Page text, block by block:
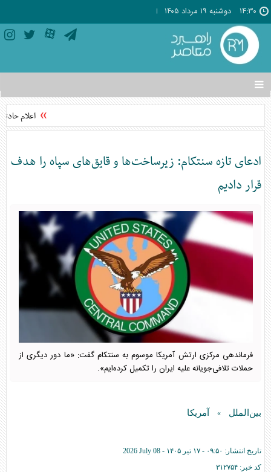
۱۴:۳۰ دوشنبه ۱۹ مرداد ۱۴۰۵
تغییر
وضعیت
منوی
ها
اعلام
ادعای تازه سنتکام: زیرساخت‌ها و قایق‌های سپاه را هدف
قرار دادیم
فرماندهی مرکزی ارتش آمریکا موسوم به سنتکام گفت: «ما دور دیگری از
حملات تلافی‌جویانه علیه ایران را تکمیل کرده‌ایم».
بین‌الملل » آمریکا
تاریخ انتشار: ۰۹:۵۰ - ۱۷ تير ۱۴۰۵ -
2026 July 08
کد خبر: ۳۱۲۷۵۴